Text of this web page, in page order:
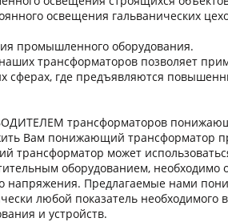
освещения гальванических
промышленного оборудования.
трансформаторов позволяет
сферaх, где предъявляются
трансформаторов
Вам понижающий трансформатор
трансформатор может
оборудованием, необходимо
напряжения. Предлагаемые нами
любой показатель необходимого
и устройств.